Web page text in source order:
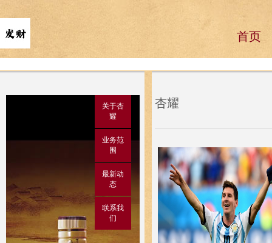
首页
杏耀
关于杏
耀
业务范
围
最新动
态
联系我
们